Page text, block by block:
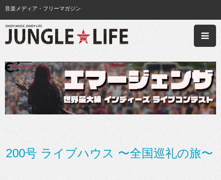
音楽メディア・フリーマガジン
200号 ライブハウス 〜全国巡礼の旅〜